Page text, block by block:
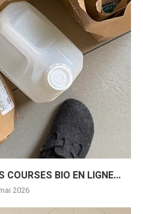
COURSES BIO EN LIGNE...
2026